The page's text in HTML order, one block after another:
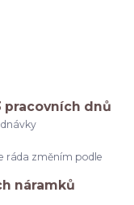
pracovních dnů
ráda změním podle
náramků